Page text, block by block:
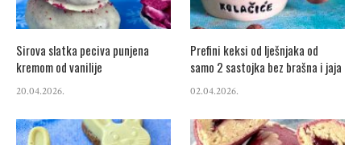
Sirova slatka peciva punjena
kremom od vanilije
20.04.2026.
Prefini keksi od lješnjaka od
samo 2 sastojka bez brašna i jaja
02.04.2026.